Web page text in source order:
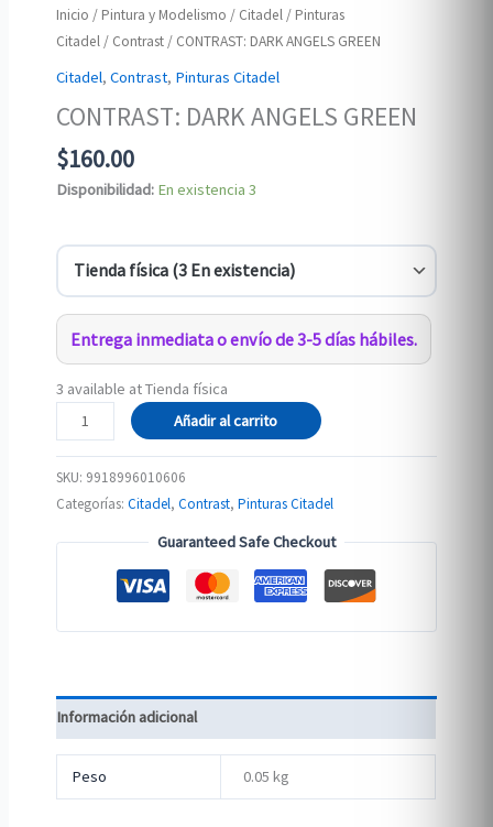
Inicio / Pintura y Modelismo / Citadel / Pinturas
Citadel / Contrast / CONTRAST: DARK ANGELS GREEN
Citadel,Contrast, Pinturas Citadel
CONTRAST: DARK ANGELS GREEN
$160.00
Disponibilidad: En existencia 3
Entrega inmediata o envío de 3-5 días hábiles.
3 available at Tienda física
CONTRAST:
DARK
Añadir al carrito
SKU: 9918996010606
Categorías:Citadel,Contrast,Pinturas Citadel
Guaranteed Safe Checkout
Información adicional
Peso 0.05 kg